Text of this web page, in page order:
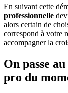
En suivant cette
professionnelle
alors certain de
correspond à votre
accompagner la
On passe
pro du